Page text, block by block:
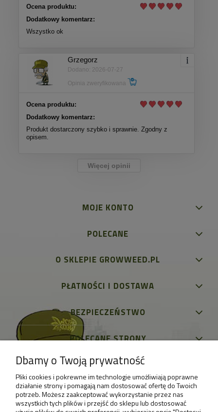
Ocena produktu:
Dodatkowy komentarz:
Wszystko ok
Grzegorz
Dodano: 2026-07-27
Opinia zweryfikowana
Ocena produktu:
Dodatkowy komentarz:
Produkt dostarczony szybko i sprawnie. Zgodny z
opisem.
Więcej opinii
MOJE KONTO
POLECANE
O SKLEPIE GROWWEED.PL
PŁATNOŚCI I DOSTAWA
BEZPIECZEŃSTWO
POLECANE STRONY
Dbamy o Twoją prywatność
Pliki cookies i pokrewne im technologie umożliwiają poprawne
działanie strony i pomagają nam dostosować ofertę do Twoich
potrzeb. Możesz zaakceptować wykorzystanie przez nas
wszystkich tych plików i przejść do sklepu lub dostosować